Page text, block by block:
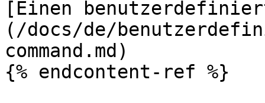
[Einen
(/docs/de/
command.md)
{% endcontent-ref %}